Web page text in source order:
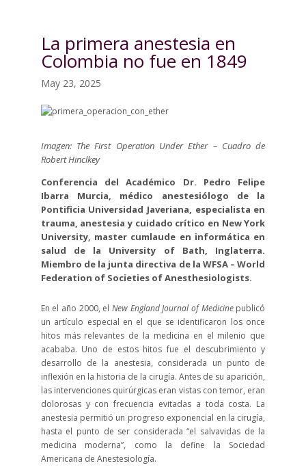
La primera anestesia en
Colombia no fue en 1849
May 23, 2025
Imagen: The First Operation Under Ether – Cuadro de
Robert Hinclkey
Conferencia del Académico Dr. Pedro Felipe
Ibarra Murcia, médico anestesiólogo de la
Pontificia Universidad Javeriana, especialista en
trauma, anestesia y cuidado crítico en New York
University, master cumlaude en informática en
salud de la University of Bath, Inglaterra.
Miembro de la junta directiva de la WFSA – World
Federation of Societies of Anesthesiologists.
En el año 2000, el New England Journal of Medicinepublicó
un artículo especial en el que se identificaron los once
hitos más relevantes de la medicina en el milenio que
acababa. Uno de estos hitos fue el descubrimiento y
desarrollo de la anestesia, considerada un punto de
inflexión en la historia de la cirugía. Antes de su aparición,
las intervenciones quirúrgicas eran vistas con temor, eran
dolorosas y con frecuencia evitadas a toda costa. La
anestesia permitió un progreso exponencial en la cirugía,
hasta el punto de ser considerada “el salvavidas de la
medicina moderna”, como la define la Sociedad
Americana de Anestesiología.